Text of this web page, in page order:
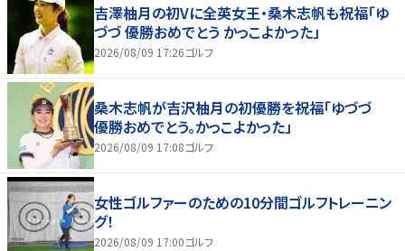
吉澤柚月の初Vに全英女王・桑木志帆も祝福「ゆ
づづ 優勝おめでとう かっこよかった」
2026/08/09 17:26ゴルフ
桑木志帆が吉沢柚月の初優勝を祝福「ゆづづ
優勝おめでとう。かっこよかった」
2026/08/09 17:08ゴルフ
女性ゴルファーのための10分間ゴルフトレーニン
グ！
2026/08/09 17:00ゴルフ